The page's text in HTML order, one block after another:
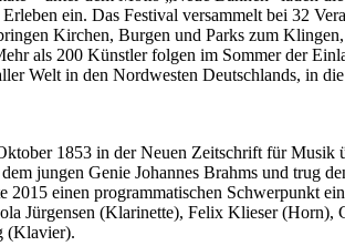
ein. Das Festival versammelt bei 32
Kirchen, Burgen und Parks zum
als 200 Künstler folgen im Sommer der
Welt in den Nordwesten Deutschlands, in
1853 in der Neuen Zeitschrift für Musik
jungen Genie Johannes Brahms und trug
2015 einen programmatischen Schwerpunkt
Jürgensen (Klarinette), Felix Klieser
(Klavier).